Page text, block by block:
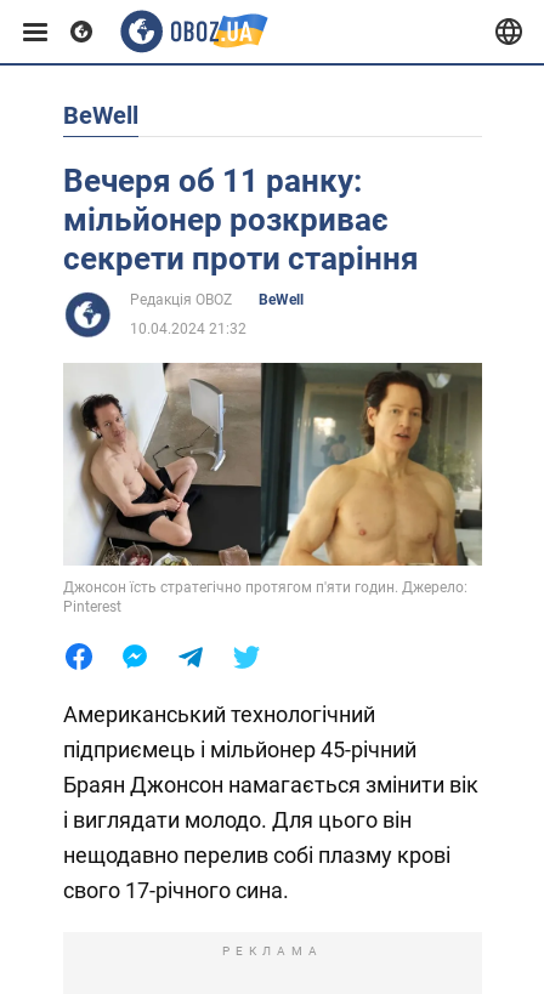
Європа
США
Африка
Життя
Лайфхаки
BeWell
Вечеря об 11 ранку:
мільйонер розкриває
секрети проти старіння
Редакція OBOZ
BeWell
10.04.2024 21:32
Джонсон їсть стратегічно протягом п'яти годин. Джерело:
Pinterest
Американський технологічний
підприємець і мільйонер 45-річний
Браян Джонсон намагається змінити вік
і виглядати молодо. Для цього він
нещодавно перелив собі плазму крові
свого 17-річного сина.
РЕКЛАМА